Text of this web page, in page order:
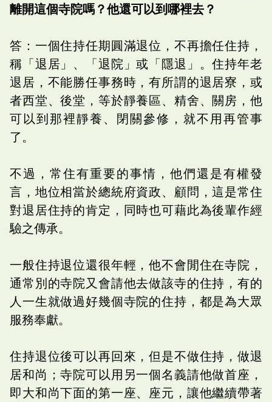
離開這個寺院嗎？他還可以到哪裡去？
答：一個住持任期圓滿退位，不再擔任住持，
稱「退居」、「退院」或「隱退」。住持年老
退居，不能勝任事務時，有所謂的退居寮，或
者西堂、後堂，等於靜養區、精舍、關房，他
可以到那裡靜養、閉關參修，就不用再管事
了。
不過，常住有重要的事情，他們還是有權發
言，地位相當於總統府資政、顧問，這是常住
對退居住持的肯定，同時也可藉此為後輩作經
驗之傳承。
一般住持退位還很年輕，他不會閒住在寺院，
通常別的寺院又會請他去做該寺的住持，有的
人一生就做過好幾個寺院的住持，都是為大眾
服務奉獻。
住持退位後可以再回來，但是不做住持，做退
居和尚；寺院可以用另一個名義請他做首座，
即大和尚下面的第一座、座元，讓他繼續帶著